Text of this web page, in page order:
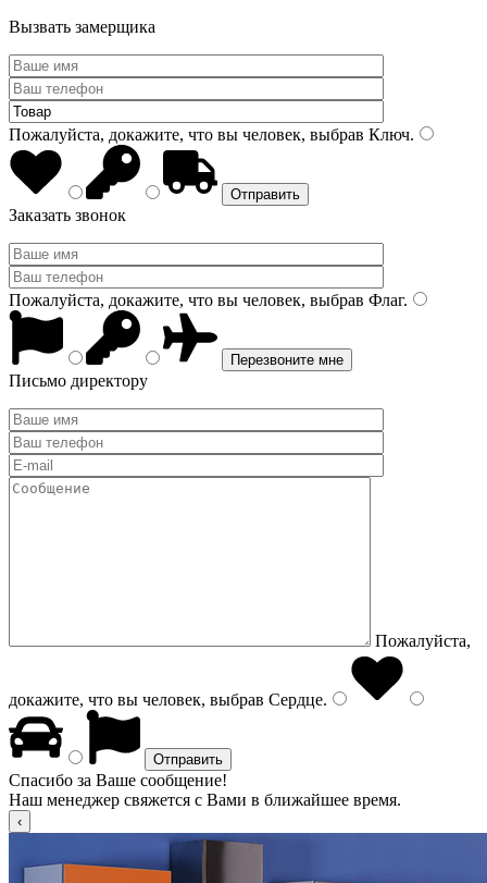
Вызвать замерщика
Пожалуйста, докажите, что вы человек, выбрав Ключ.
Заказать звонок
Пожалуйста, докажите, что вы человек, выбрав Флаг.
Письмо директору
Пожалуйста,
докажите, что вы человек, выбрав Сердце.
Спасибо за Ваше сообщение!
Наш менеджер свяжется с Вами в ближайшее время.